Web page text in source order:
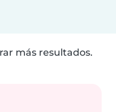
más resultados.